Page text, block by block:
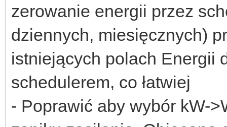
zerowanie energii przez
dziennych, miesięcznych)
istniejących polach Energii
schedulerem, co łatwiej
- Poprawić aby wybór kW-